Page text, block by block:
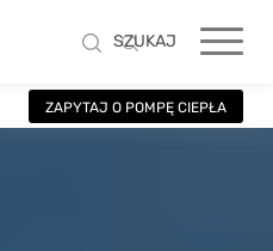
SZUKAJ
ZAPYTAJ O POMPĘ CIEPŁA